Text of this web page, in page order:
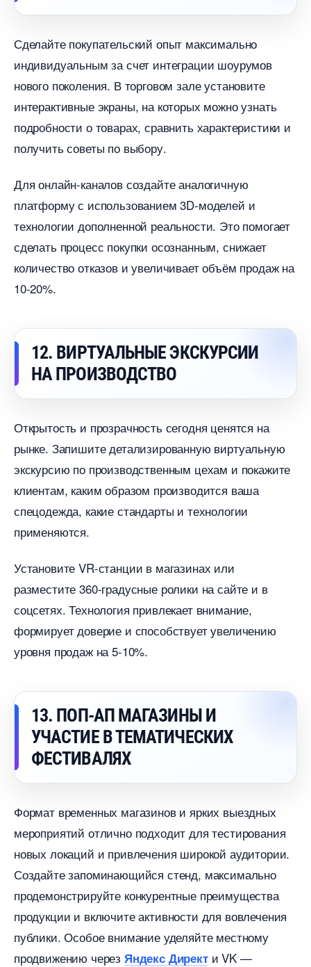
Сделайте покупательский опыт максимально
индивидуальным за счет интеграции шоурумо
нового поколения. В торговом зале установите
интерактивные экраны, на которых можно узнать
подробности о товарах, сравнить характеристики и
получить советы по выбору.
Для онлайн-каналов создайте аналогичную
платформу с использованием 3D-моделей и
технологии дополненной реальности. Это помогает
сделать процесс покупки осознанным, снижает
количество отказов и увеличивает объём продаж на
10-20%.
12. ВИРТУАЛЬНЫЕ ЭКСКУРСИИ
НА ПРОИЗВОДСТВО
Открытость и прозрачность сегодня ценятся на
рынке. Запишите детализированную виртуальную
экскурсию по производственным цехам и покажите
клиентам, каким образом производится ваша
спецодежда, какие стандарты и технологии
применяются.
Установите VR-станции в магазинах или
разместите 360-градусные ролики на сайте и
соцсетях. Технология привлекает внимание,
формирует доверие и способствует увеличению
уровня продаж на 5-10%.
13. ПОП-АП МАГАЗИНЫ И
УЧАСТИЕ В ТЕМАТИЧЕСКИХ
ФЕСТИВАЛЯХ
Формат временных магазинов и ярких выездных
мероприятий отлично подходит для тестирования
новых локаций и привлечения широкой аудитории.
Создайте запоминающийся стенд, максимально
продемонстрируйте конкурентные преимущества
продукции и включите активности для вовлечения
публики. Особое внимание уделяйте местному
продвижению через Яндекс Директи VK —